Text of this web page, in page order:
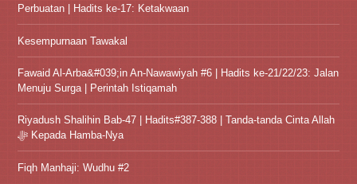
Perbuatan | Hadits ke-17: Ketakwaan
Kesempurnaan Tawakal
Fawaid Al-Arba&#039;in An-Nawawiyah #6 | Hadits ke-21/22/23: Jalan
Menuju Surga | Perintah Istiqamah
Riyadush Shalihin Bab-47 | Hadits#387-388 | Tanda-tanda Cinta Allah
ﷻ Kepada Hamba-Nya
Fiqh Manhaji: Wudhu #2